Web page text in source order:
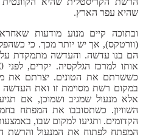
שהיא עפר הארץ.
ובתוכה קיים מנוע מודעות
(וורטקס), אך יש יותר מכך. כי
הם בנו עדשה. והעדשה מתמקדת
כששרתם את הטונים. יצרתם את
במקום רשת מסוימת זו ואת העדשה
אלא מנעול שמגיב ושמוכן, אם
השוויון. כשתסובבו את המפתח
הקדומים. ותגיעו למקום שבו,
המפתח לפתוח את המנעול והרשת